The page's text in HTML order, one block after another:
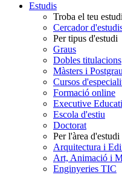
Estudis
Troba el teu estudi
Cercador
Per tipus d'estudi
Graus
Dobles titulacions
Màsters i
Cursos
Formació online
Executive
Escola d'estiu
Doctorat
Per l'àrea d'estudi
Arquitectura i
Art, Animació i
Enginyeries TIC